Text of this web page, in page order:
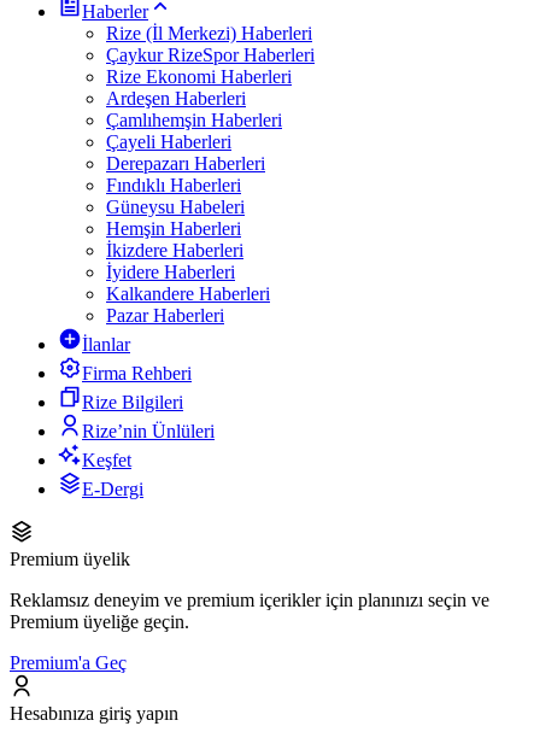
Haberler
Rize (İl Merkezi) Haberleri
Çaykur RizeSpor Haberleri
Rize Ekonomi Haberleri
Ardeşen Haberleri
Çamlıhemşin Haberleri
Çayeli Haberleri
Derepazarı Haberleri
Fındıklı Haberleri
Güneysu Habeleri
Hemşin Haberleri
İkizdere Haberleri
İyidere Haberleri
Kalkandere Haberleri
Pazar Haberleri
İlanlar
Firma Rehberi
Rize Bilgileri
Rize’nin Ünlüleri
Keşfet
E-Dergi
Premium üyelik
Reklamsız deneyim ve premium içerikler için planınızı seçin ve
Premium üyeliğe geçin.
Premium'a Geç
Hesabınıza giriş yapın